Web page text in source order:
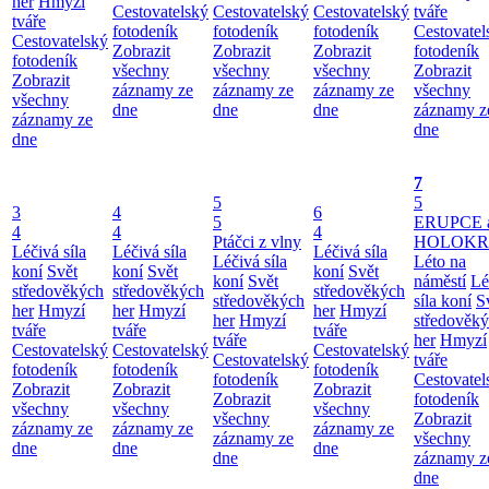
tváře
Cestovatelský
fotodeník
Zobrazit
všechny
záznamy ze
dne
Cestovatelský
fotodeník
Zobrazit
všechny
záznamy ze
dne
Cestovatelský
fotodeník
Zobrazit
všechny
záznamy ze
dne
Cestovatelský
fotodeník
Zobrazit
všechny
záznamy ze
dne
tváře
fotodeník
Zobrazit
všechny
záznamy
dne
3
4
Léčivá síla
koní Svět
středověkých
her Hmyzí
tváře
Cestovatelský
fotodeník
Zobrazit
všechny
záznamy ze
dne
4
4
Léčivá síla
koní Svět
středověkých
her Hmyzí
tváře
Cestovatelský
fotodeník
Zobrazit
všechny
záznamy ze
dne
5
5
Ptáčci z vlny
Léčivá síla
koní Svět
středověkých
her Hmyzí
tváře
Cestovatelský
fotodeník
Zobrazit
všechny
záznamy ze
dne
6
4
Léčivá síla
koní Svět
středověkých
her Hmyzí
tváře
Cestovatelský
fotodeník
Zobrazit
všechny
záznamy ze
dne
7
5
ERUPCE
Léto na
náměstí
síla koní
her Hmyzí
tváře
fotodeník
Zobrazit
všechny
záznamy
dne